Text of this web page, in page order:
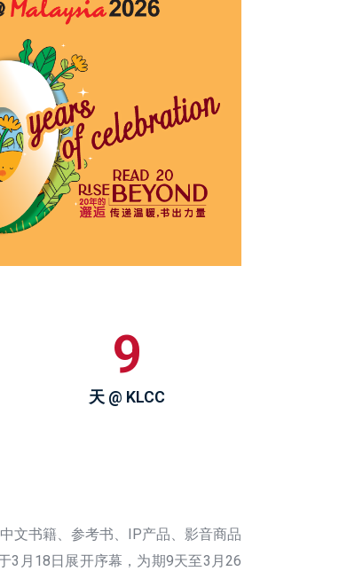
9
天 @ KLCC
文书籍、参考书、IP产品、影音商品
3月18日展开序幕，为期9天至3月26